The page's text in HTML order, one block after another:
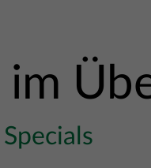
im
Specials